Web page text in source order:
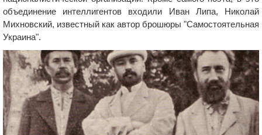
объединение интеллигентов входили Иван Липа, Николай
Михновский, известный как автор брошюры "Самостоятельная
Украина".